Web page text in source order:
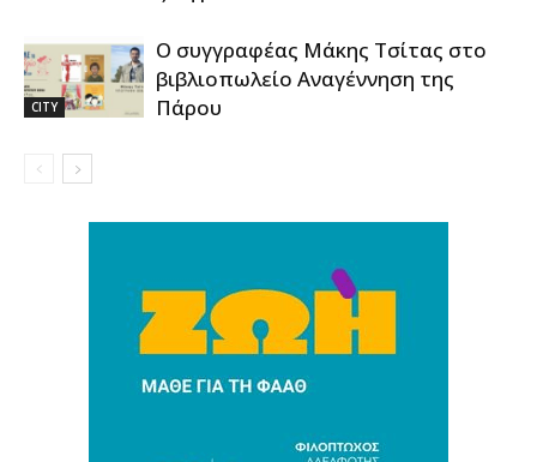
CITY
Ο συγγραφέας Μάκης Τσίτας στο
βιβλιοπωλείο Αναγέννηση της
Πάρου